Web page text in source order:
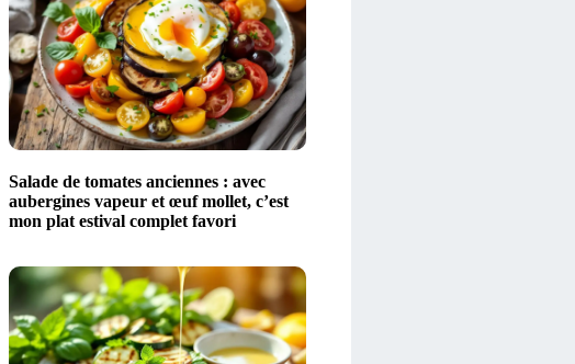
Salade de tomates anciennes : avec
aubergines vapeur et œuf mollet, c’est
mon plat estival complet favori